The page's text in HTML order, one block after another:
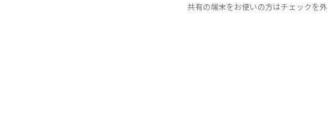
共有の端末をお使いの方はチェックを